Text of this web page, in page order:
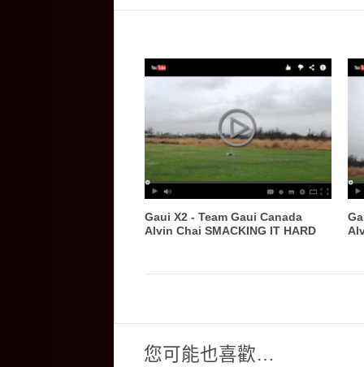
Gaui X2 - Team Gaui Canada
Alvin Chai SMACKING IT HARD
您可能也喜歡…